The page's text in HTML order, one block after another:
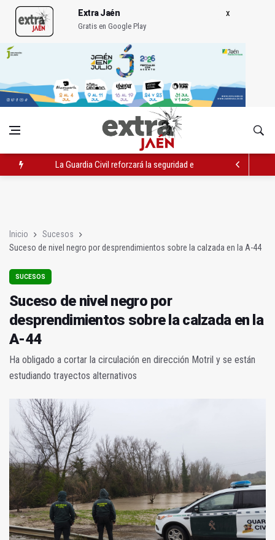
Extra Jaén
Gratis en Google Play
La Guardia Civil reforzará la seguridad el 12 de agosto por el
Inicio
Sucesos
Suceso de nivel negro por desprendimientos sobre la calzada en la A-44
SUCESOS
Suceso de nivel negro por
desprendimientos sobre la calzada en la
A-44
Ha obligado a cortar la circulación en dirección Motril y se están
estudiando trayectos alternativos